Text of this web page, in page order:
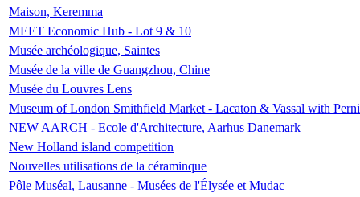
Maison, Keremma
MEET Economic Hub - Lot 9 & 10
Musée archéologique, Saintes
Musée de la ville de Guangzhou, Chine
Musée du Louvres Lens
Museum of London Smithfield Market - Lacaton & Vassal with
NEW AARCH - Ecole d'Architecture, Aarhus Danemark
New Holland island competition
Nouvelles utilisations de la céraminque
Pôle Muséal, Lausanne - Musées de l'Élysée et Mudac